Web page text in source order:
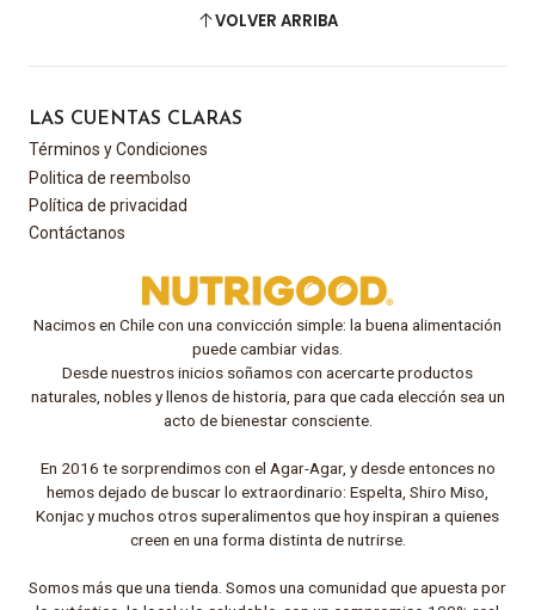
VOLVER ARRIBA
LAS CUENTAS CLARAS
Términos y Condiciones
Politica de reembolso
Política de privacidad
Contáctanos
Nacimos en Chile con una convicción simple: la buena alimentación
puede cambiar vidas.
Desde nuestros inicios soñamos con acercarte productos
naturales, nobles y llenos de historia, para que cada elección sea un
acto de bienestar consciente.
En 2016 te sorprendimos con el Agar-Agar, y desde entonces no
hemos dejado de buscar lo extraordinario: Espelta, Shiro Miso,
Konjac y muchos otros superalimentos que hoy inspiran a quienes
creen en una forma distinta de nutrirse.
Somos más que una tienda. Somos una comunidad que apuesta por